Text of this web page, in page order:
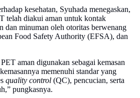
kesehatan, Syuhada menegaskan,
telah diakui aman untuk kontak
dan minuman oleh otoritas berwenang
Food Safety Authority (EFSA), dan
aman digunakan sebagai kemasan
memenuhi standar yang
quality control (QC), pencucian, serta
pungkasnya.